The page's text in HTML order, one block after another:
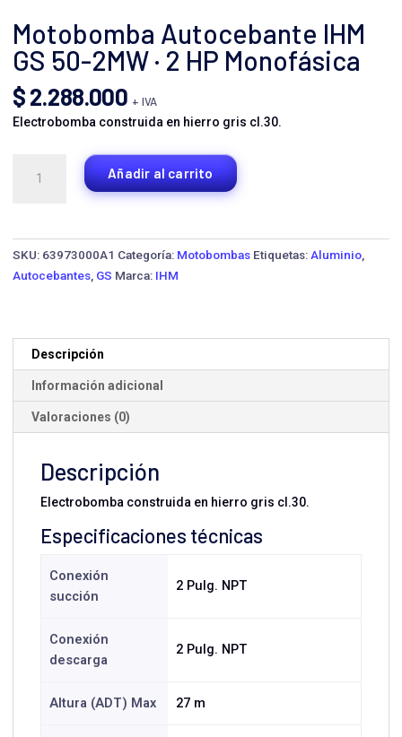
Motobomba Autocebante IHM
GS 50-2MW · 2 HP Monofásica
$2.288.000 + IVA
Electrobomba construida en hierro gris cl.30.
Autocebante
Monofásica
cantidad
Añadir al carrito
SKU: 63973000A1 Categoría: Motobombas Etiquetas: Aluminio
Autocebantes GS Marca: IHM
Descripción
Información adicional
Valoraciones (0)
Descripción
Electrobomba construida en hierro gris cl.30.
Especificaciones técnicas
Conexión
succión
2 Pulg. NPT
Conexión
descarga
2 Pulg. NPT
Altura (ADT) Max 27 m